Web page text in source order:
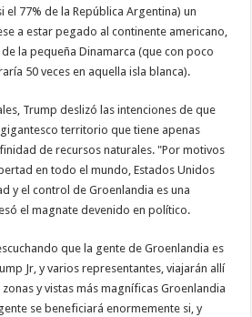
el 77% de la República Argentina) un
a estar pegado al continente americano,
la pequeña Dinamarca (que con poco
50 veces en aquella isla blanca).
Trump deslizó las intenciones de que
gigantesco territorio que tiene apenas
de recursos naturales. "Por motivos
en todo el mundo, Estados Unidos
y el control de Groenlandia es una
el magnate devenido en político.
que la gente de Groenlandia es
Jr, y varios representantes, viajarán allí
y vistas más magníficas Groenlandia
se beneficiará enormemente si, y